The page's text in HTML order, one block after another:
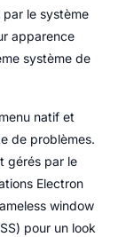
le système
apparence
système de
natif et
de problèmes.
gérés par le
Electron
window
pour un look